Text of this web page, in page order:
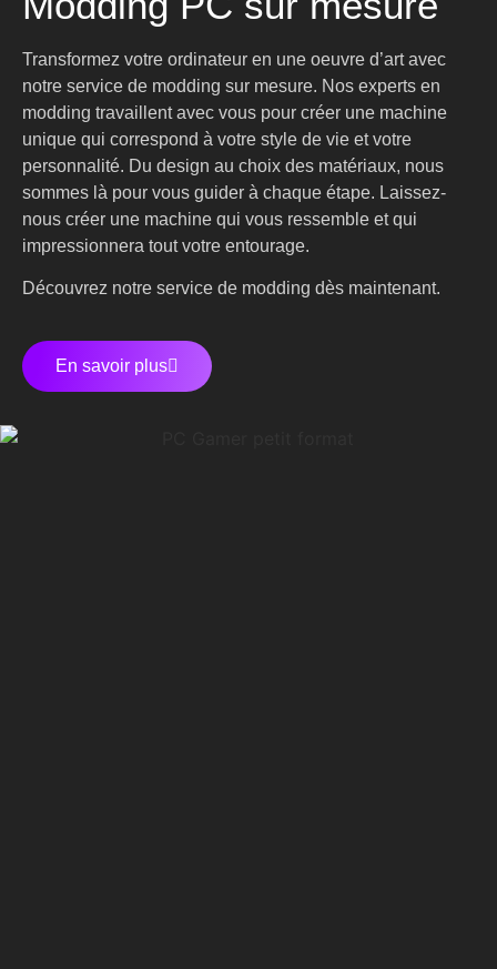
Transformez votre ordinateur en une oeuvre d’art avec
notre service de modding sur mesure. Nos experts en
modding travaillent avec vous pour créer une machine
unique qui correspond à votre style de vie et votre
personnalité. Du design au choix des matériaux, nous
sommes là pour vous guider à chaque étape. Laissez-
nous créer une machine qui vous ressemble et qui
impressionnera tout votre entourage.
Découvrez notre service de modding dès maintenant.
En savoir plus